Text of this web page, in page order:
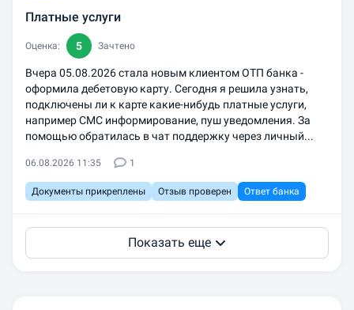
Платные услуги
Оценка: 5 Зачтено
Вчера 05.08.2026 стала новым клиентом ОТП банка -
оформила дебетовую карту. Сегодня я решила узнать,
подключены ли к карте какие-нибудь платные услуги,
например СМС информирование, пуш уведомления. За
помощью обратилась в чат поддержку через личный...
06.08.2026 11:35 1
Документы прикреплены Отзыв проверен Ответ банка
Показать еще